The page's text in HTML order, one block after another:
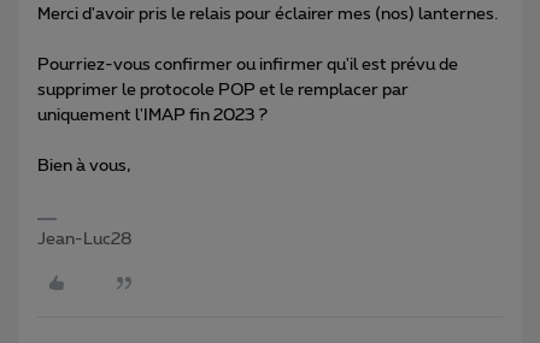
Merci d'avoir pris le relais pour éclairer mes (nos) lanternes.
Pourriez-vous confirmer ou infirmer qu'il est prévu de
supprimer le protocole POP et le remplacer par
uniquement l'IMAP fin 2023 ?
Bien à vous,
Jean-Luc28